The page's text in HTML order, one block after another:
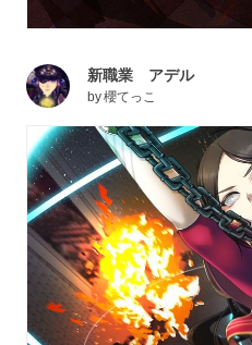
新職業 アデル
by櫻てっこ